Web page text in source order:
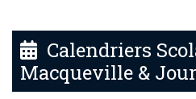
Calendriers
Macqueville &